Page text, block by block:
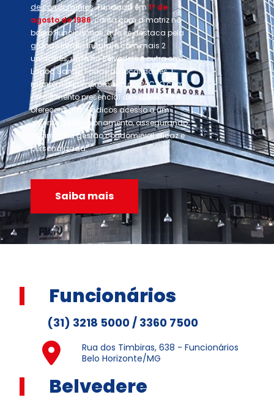
de condomínios. Fundada em1º de
agosto de 1986, conta com a matriz no
bairro Funcionários, que se destaca pela
grande infraestrutura, e com mais 2
unidades, uma no Belvedere e outra em
Lagoa Santa. Todas as localidades
mantêm o compromisso da PACTO com
atendimento presencial de excelência e
oferecem aos síndicos acesso a um
gerente de relacionamento, assegurando
assim uma gestão condominial eficaz e
personalizada.
Saiba mais
Funcionários
(31) 3218 5000 / 3360 7500
Rua dos Timbiras, 638 - Funcionários
Belo Horizonte/MG
Belvedere